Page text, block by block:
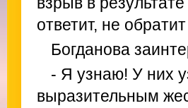
ответит, не
Богданова
- Я узнаю! У них
выразительным